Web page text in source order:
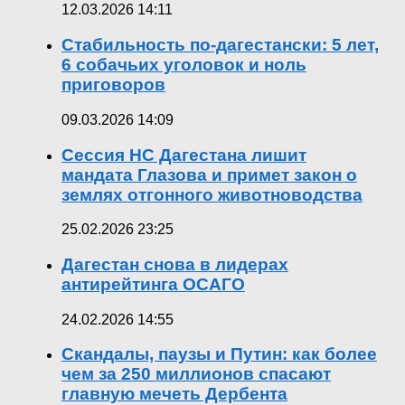
12.03.2026 14:11
Стабильность по-дагестански: 5 лет,
6 собачьих уголовок и ноль
приговоров
09.03.2026 14:09
Сессия НС Дагестана лишит
мандата Глазова и примет закон о
землях отгонного животноводства
25.02.2026 23:25
Дагестан снова в лидерах
антирейтинга ОСАГО
24.02.2026 14:55
Скандалы, паузы и Путин: как более
чем за 250 миллионов спасают
главную мечеть Дербента